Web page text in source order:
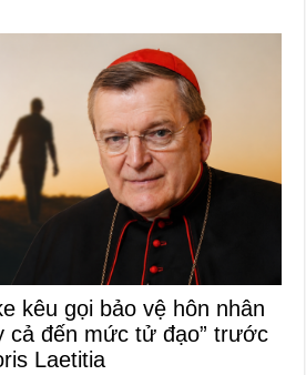
kêu gọi bảo vệ hôn nhân
cả đến mức tử đạo” trước
Laetitia